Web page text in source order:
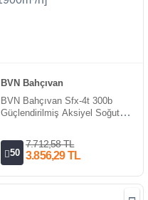
BVN Bahçıvan
BVN Bahçıvan Sfx-4t 300b
Güçlendirilmiş Aksiyel Soğutma
50
7.712,58 TL
3.856,29 TL